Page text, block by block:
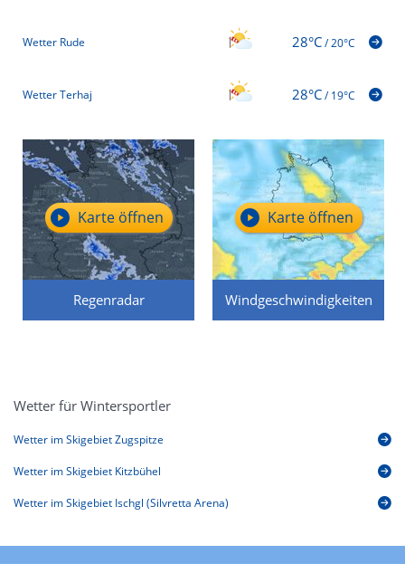
Wetter Rude 28°C/20°C
Wetter Terhaj 28°C/19°C
Regenradar
Karte öffnen
Windgeschwindigkeiten
Karte öffnen
Wetter für Wintersportler
Wetter im Skigebiet Zugspitze
Wetter im Skigebiet Kitzbühel
Wetter im Skigebiet Ischgl (Silvretta Arena)